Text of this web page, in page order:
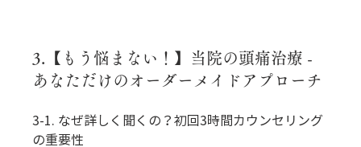
3.【もう悩まない！】当院の頭痛治療 -
あなただけのオーダーメイドアプローチ
3-1. なぜ詳しく聞くの？初回3時間カウンセリング
の重要性